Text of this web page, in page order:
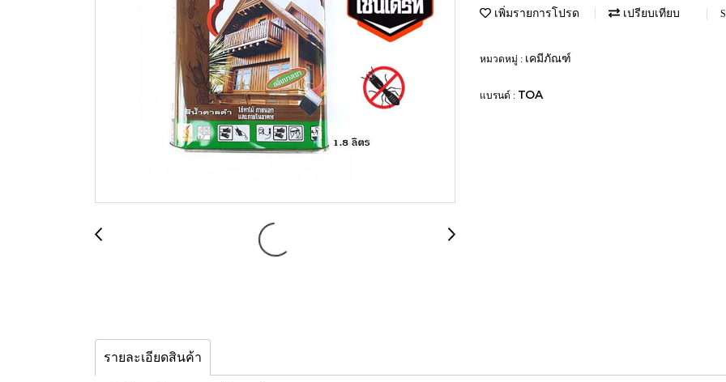
เพิ่มรายการโปรด เปรียบเทียบ
หมวดหมู่ : เคมีภัณฑ์
แบรนด์ : TOA
รายละเอียดสินค้า